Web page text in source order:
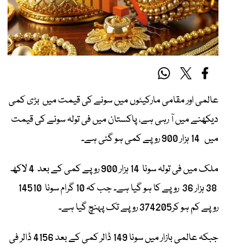
عالمی اور مقامی مارکیٹوں میں سونے کی قیمت میں بڑی کمی
دیکھنے میں آ رہی ہے، پاکستان میں فی تولہ سونے کی قیمت
میں 14 ہزار 900 روپے کمی ہو گئی ہے۔
ملک میں فی تولہ سونا 14 ہزار 900 روپے کمی کے بعد 4 لاکھ
روپے کم ہو کر374205 روپے تک پہنچ گیا ہے۔
جبکہ عالمی بازار میں سونا 149 ڈالر کمی کے بعد 4156 ڈالر فی